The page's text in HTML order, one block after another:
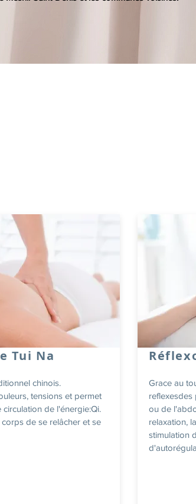
Tui Na
chinois.
tensions et permet
circulation de l'énergie:Qi.
de se relâcher et se
Grace au
reflexesdes
ou de
relaxation,
stimulation